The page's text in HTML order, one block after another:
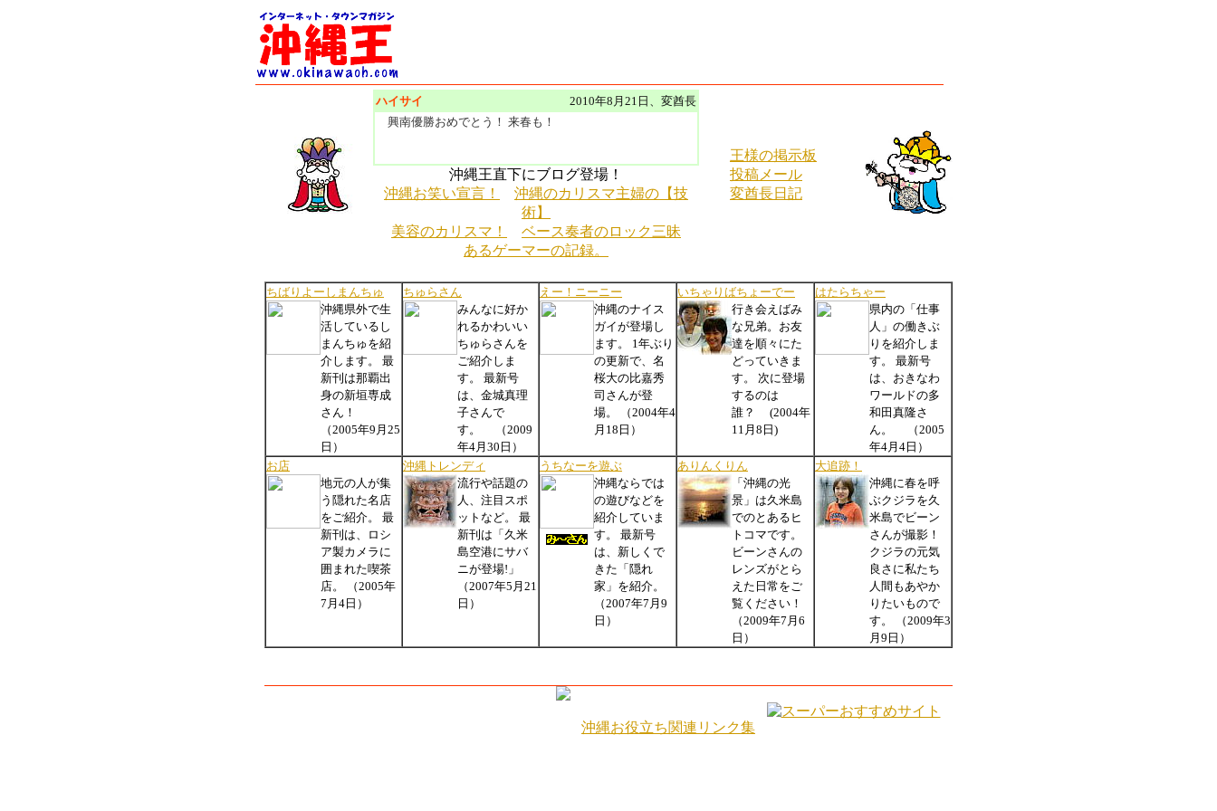
ハイサイ
2010年8月21日、変酋長
興南優勝おめでとう！ 来春も！
沖縄王直下にブログ登場！
沖縄お笑い宣言！
沖縄のカリスマ主婦の【技
術】
美容のカリスマ！
ベース奏者のロック三昧
あるゲーマーの記録。
王様の掲示板
投稿メール
変酋長日記
ちばりよーしまんちゅ
沖縄県外で生
活しているし
まんちゅを紹
介します。 最
新刊は那覇出
身の新垣専成
さん！
（2005年9月25
日）
ちゅらさん
みんなに好か
れるかわいい
ちゅらさんを
ご紹介しま
す。 最新号
は、金城真理
子さんで
す。 （2009
年4月30日）
えー！ニーニー
沖縄のナイス
ガイが登場し
ます。 1年ぶり
の更新で、名
桜大の比嘉秀
司さんが登
場。 （2004年4
月18日）
いちゃりばちょーでー
行き会えばみ
な兄弟。お友
達を順々にた
どっていきま
す。 次に登場
するのは
誰？ (2004年
11月8日)
はたらちゃー
県内の「仕事
人」の働きぶ
りを紹介しま
す。 最新号
は、おきなわ
ワールドの多
和田真隆さ
ん。 （2005
年4月4日）
お店
地元の人が集
う隠れた名店
をご紹介。 最
新刊は、ロシ
ア製カメラに
囲まれた喫茶
店。 （2005年
7月4日）
沖縄トレンディ
流行や話題の
人、注目スポ
ットなど。 最
新刊は「久米
島空港にサバ
ニが登場!」
（2007年5月21
日）
うちなーを遊ぶ
沖縄ならでは
の遊びなどを
紹介していま
す。 最新号
は、新しくで
きた「隠れ
家」を紹介。
（2007年7月9
日）
ありんくりん
「沖縄の光
景」は久米島
でのとあるヒ
トコマです。
ビーンさんの
レンズがとら
えた日常をご
覧ください！
（2009年7月6
日）
大追跡！
沖縄に春を呼
ぶクジラを久
米島でビーン
さんが撮影！
クジラの元気
良さに私たち
人間もあやか
りたいもので
す。 （2009年3
月9日）
沖縄お役立ち関連リンク集